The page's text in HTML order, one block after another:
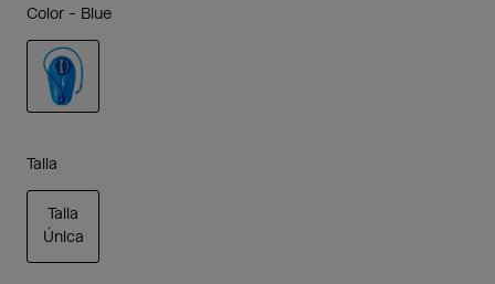
Color - Blue
Talla
Talla
Única